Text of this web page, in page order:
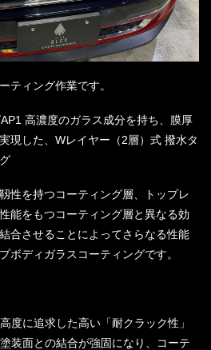
ティング作業です。
AP1 高濃度のガラス成分を持ち、膜厚
現した、 Wレイヤー（2層）式 撥水タ
性を持つコーティング層、トップレ
能をもつコーティング層と異なる効
合させることによってさらなる性能
ボディガラスコーティングです。
度に追求した高い「耐クラック性」
装面との結合が強固になり、コーテ